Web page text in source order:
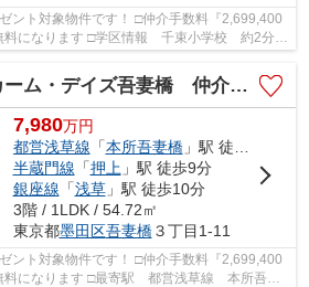
ント対象物件です！ □仲介手数料『2,699,400
料になります □学区情報 千束小学校 約2分 □
レス 浅草駅 徒歩約...
ム・デイズ吾妻橋 仲介手数料無料＋40万円現金プレゼント中
7,980万円
都営浅草線 「本所吾妻橋」駅 徒歩1分
半蔵門線 「押上 」駅 徒歩9分
銀座線 「浅草」駅 徒歩10分
3階 / 1LDK / 54.72㎡
東京都墨田区吾妻橋３丁目1-11
ント対象物件です！ □仲介手数料『2,699,400
料になります □最寄駅 都営浅草線 本所吾妻